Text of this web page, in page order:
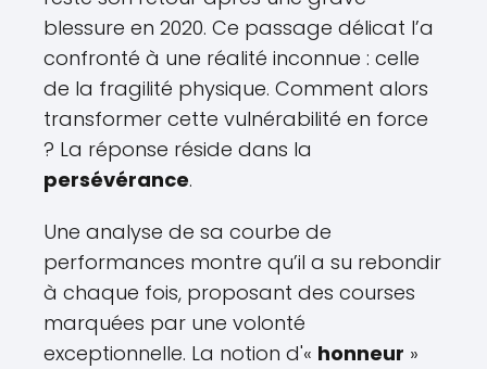
blessure en 2020. Ce passage délicat l’a
confronté à une réalité inconnue : celle
de la fragilité physique. Comment alors
transformer cette vulnérabilité en force
? La réponse réside dans la
persévérance.
Une analyse de sa courbe de
performances montre qu’il a su rebondir
à chaque fois, proposant des courses
marquées par une volonté
exceptionnelle. La notion d'« honneur »